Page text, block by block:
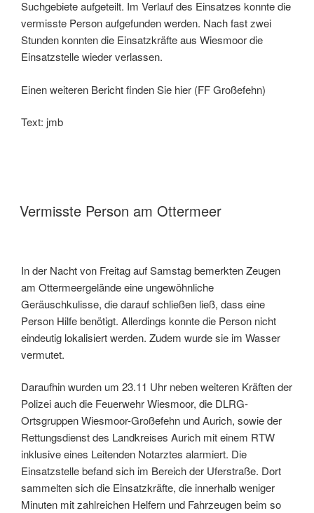
Suchgebiete aufgeteilt. Im Verlauf des Einsatzes konnte die
vermisste Person aufgefunden werden. Nach fast zwei
Stunden konnten die Einsatzkräfte aus Wiesmoor die
Einsatzstelle wieder verlassen.
Einen weiteren Bericht finden Sie hier (FF Großefehn)
Text: jmb
Vermisste Person am Ottermeer
In der Nacht von Freitag auf Samstag bemerkten Zeugen
am Ottermeergelände eine ungewöhnliche
Geräuschkulisse, die darauf schließen ließ, dass eine
Person Hilfe benötigt. Allerdings konnte die Person nicht
eindeutig lokalisiert werden. Zudem wurde sie im Wasser
vermutet.
Daraufhin wurden um 23.11 Uhr neben weiteren Kräften der
Polizei auch die Feuerwehr Wiesmoor, die DLRG-
Ortsgruppen Wiesmoor-Großefehn und Aurich, sowie der
Rettungsdienst des Landkreises Aurich mit einem RTW
inklusive eines Leitenden Notarztes alarmiert. Die
Einsatzstelle befand sich im Bereich der Uferstraße. Dort
sammelten sich die Einsatzkräfte, die innerhalb weniger
Minuten mit zahlreichen Helfern und Fahrzeugen beim so